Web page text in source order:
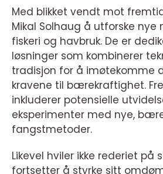
Med blikket vendt mot
Mikal Solhaug å utforske nye
fiskeri og havbruk. De er
løsninger som kombinerer
tradisjon for å imøtekomme
kravene til bærekraftighet.
inkluderer potensielle
eksperimenter med nye,
fangstmetoder.
Likevel hviler ikke rederiet på
fortsetter å styrke sitt